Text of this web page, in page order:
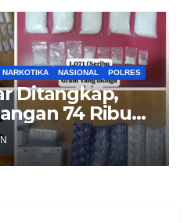
NARKOTIKA NASIONAL POLRES
Ditangkap,
74 Ribu
Hingga
Etomidate